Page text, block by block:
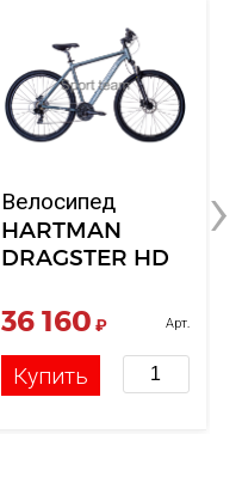
Велосипед
HARTMAN
DRAGSTER HD
рамы: 21
36 160 ₽
Арт.
Купить
›